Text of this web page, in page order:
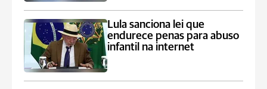
Lula sanciona lei que
endurece penas para abuso
infantil na internet